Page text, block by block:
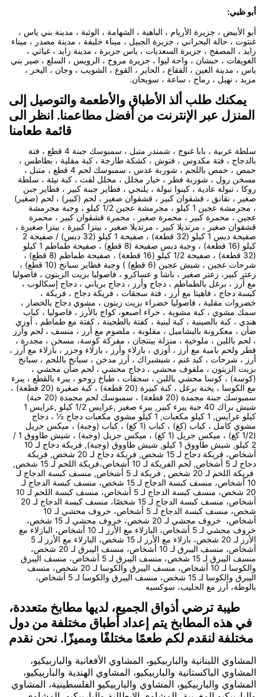
أبو ظبي:
أبو الأبيض ، جزيرة الأريام ، الباهية ، الشهامة ، الوثبة ، مدينة بني ياس ،
غنتوت ، حالة البحراني ، جزيرة الجبيل ، ميناء خليفة ، مدينة مصدر ، ميناء
زايد ، المصفح ، جزيرة السعديات ، ياس جزيرة ، مدينة زايد ، غياثي ،
الغويفات ، حبشان ، واحة ليوا ، جزيرة مروح ، الرويس ، السلع ، صير بني
ياس ، مدينة العين ، الفقاع ، الحاير ، القوع ، الشويب ، وجان ، اليحر ،
مزيد ، نهيل ، رماح ، ساعة ، سويحان.
يمكنك طلب ألذ الأطباق والأطعمة والتوصيل إلى
المنزل عبر الإنترنت من أفضل مطاعمنا. انظر الى
قائمة طعامنا
سلطة عربية ، بابا غنوج ، شمندر متبل ، سمبوسك جبنة 4 قطع ، فتة
بالدجاج ، فتة مكدوس ، فتوش ، كشكة طازجة ، كبة مقلية ، بطاطس ،
حمص ، حمص باللحم ، شوربة عدس ، سمبوسك لحم 4 قطع ، متبل ،
مسخن رول ، شوربة فطر ، خيار مخلل ، مخلل لفت ، كبة نيئة ، سلطة
روكا ، تبولة عادية ، كينوا تبولة ، يلنجي ، فطاير جبنة كبير ، فطاير جبن
صغير ، نقانق ، قشقوان كبير ، قشقوان صغير ، لحم (كبير) ، لحم (صغير)
، مجرمشة عجين 1 كيلو ، مجرمشة عجين 1/2 كيلو ، وجبة مجرمشة
عجين ، محمرة كبير ، محمرة صغير ، محمرة قشقوان كبير ، محمرة
قشقوان صغير ، مرتديلا كبير ، مرتديلا صغير ، بيتزا كبيرة ، بيتزا صغيرة ،
صفيحة دبس 1 كيلو (32 قطعة) ، صفيحة 1 كيلو (32 دبس) / صفيحة 2
كيلو (16 قطعة) ، وجبة دبس صفيحة (8 قطع) ، صفيحة طماطم 1 كيلو
(32 قطعة) ، صفيحة 1/2 كيلو (16 قطعة) ، صفيحة طماطم (8 قطع) ،
شرحات عجين ، شيش عجين (6 قطع) ) وجبة فطاير سبانخ (10 قطع) ،
زعتر كبير، زعتر صغير ، باشا و عساكرو ، فاصوليا بزيت الزيتون ، فاصوليا
مع أرز ، برغل بالطماطم ، دجاج وأرز ، دجاج برياني ، دجاج إسكالوب ،
كبسة دجاج ، فاهيتا مع أرز ، فتة سجقات ، فريكة دجاج ، فريكة ،
خضروات مقلية ، فاصوليا خضراء بزيت زيتون ، مشوي دجاج بالخضار ،
سمك مشوي ، كبة مشوية ، حراء اصبعو، كواج بالأرز ، فاصوليا ، كباب
هندي ، كبة بالصينية ، كبة لبنية ، كفتة بالطحينة ، كفتة مع طماطم ، أوزي
ضأن ، معكرونة بالبشاميل ، مقلوبة ، ملضوم مع أرز ، منسف ، لحم وأرز
، لحم باللبن ، ملوخية ، منزلة بيتنجان ، مفركة كوسة، مسخن ، مجدرة ،
فطر ولحم بامية مع أرز ، أوزي ، بازلاء وأرز ، بازلاء وجزر ، بازلاء مع أرز ،
أرز ، شرحات ، كبد غنم ، شيشبراك ، أرز مدخن ، سبانخ باللحم ، سبانخ
بزيت الزيتون ، ملفوف محشي ، دجاج محشي ، لحم ضأن محشي ،
(كوسة) ، كوسا محشي باللبن ، سجقات ، طباخ روحو ، يبرء بالقطع ، يبرء
مع الكوسا ، يخنة برغل ، كبة كبيرة (20 قطعة) ، كبة صغيرة (20 قطعة) ،
سمبوسك جبنة مجمدة (20 قطعة) ، سمبوسك لحم مجمدة (20 حبة)
شيش براك 40 حبة يبرء كبير, يبرء صغير ,عرايس 1/2 كيلو ,عرايس 1
كيلو عرايس, 1 كيلو مكعبات, 1 كيلو مشوي مكعبات دجاج ½ ، دجاج
مشوي كامل ، كباب (كغ) ، كباب (1 كغ) ، كباب (وجبة) ، ميكس جريل
(1/2 كغ) ، ميكس جريل (1 كغ) ، ميكس جريل (وجبة) ، شيش طاووق 1 /
2 كيلو, شيش طاووق 1 كيلو, شيش طاووق (وجبة), فريكة دجاج لـ 10
أشخاص، فريكة دجاج لـ 15 شخص, فريكة دجاج لـ 20 شخص, فريكة
دجاج لـ 5 أشخاص, لحم الفريكة لـ 10 أشخاص،فريكة اللحم لـ 15 شخص,
فريكة اللحم لـ 20 شخص , فريكة لـ 5 أشخاص, منسف كبسة الدجاج لـ
10 أشخاص، منسف كبسة الدجاج لـ 15 شخص، منسف كبسة الدجاج لـ
20 شخص، منسف كبسة الدجاج لـ 5 أشخاص، منسف كبسة اللحم لـ 10
أشخاص، منسف كبسة الدجاج لـ 15 شخصًا، منسف كبسة الدجاج لـ 20
شخص، منسف كبسة الدجاج لـ 5 أشخاص، خروف محشي لـ 10
أشخاص، خروف محشي لـ 20 شخص، خروف محشي لـ 15 شخص،
خروف محشي لـ 5 أشخاص، البازلاء مع الأرز لـ 10 أشخاص، البازلاء مع
الأرز لـ 20 شخص، بازلاء مع الأرز لـ 15 شخص، البازلاء مع الأرز لـ 5
أشخاص، منسف اليبرق لـ 10 أشخاص، منسف اليبرق لـ 20 شخص،
منسف اليبرق لـ 15 شخص، منسف اليبرق لـ 5 أشخاص، منسف اليبرق
والكوسا لـ 10 أشخاص، منسف اليبرق والكوسا لـ 20 شخص، منسف
اليبرق والكوسا لـ 15 شخص، منسف اليبرق والكوسا لـ 5 أشخاص،
بالوظة، أرز مع الحليب، سوكسيه
طيبة ترضي أذواق الجميع، لديها مطابخ متعددة،
في هذه المطابخ يتم إعداد أطباق مختلفة من دول
مختلفة لنقدم لكم طعمًا مختلفًا ومميزًا. نحن نقدم
المشاوي اللبنانية والباربيكيو، المشاوي الأفغانية والباربيكيو،
المشاوي الباكستانية والباربيكيو، المشاوي الهندية والباربيكيو،
المشاوي والباربيكيو، المشاوي والباربيكيو الفلسطينية، المشاوي